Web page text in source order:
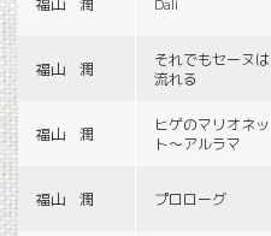
福山 潤 Dali
福山 潤
それでもセーヌは
流れる
福山 潤
ヒゲのマリオネッ
ト〜アルラマ
福山 潤 プロローグ